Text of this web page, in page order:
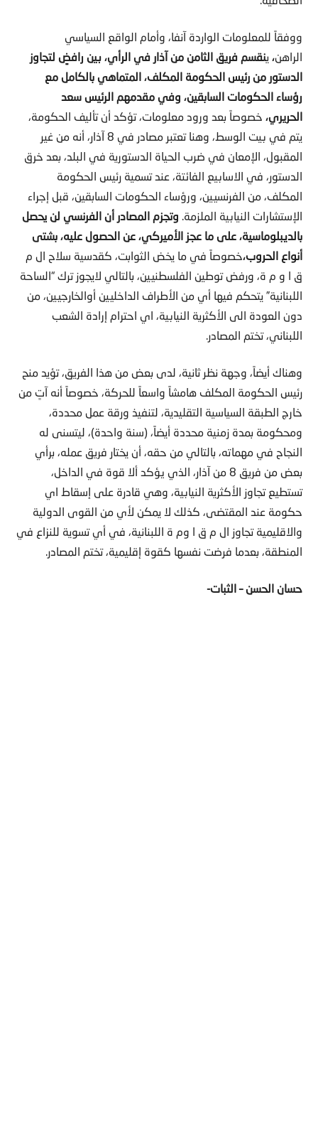
ووفقاً للمعلومات الواردة آنفا، وأمام الواقع السياسي
الراهن، ينقسم فريق الثامن من آذار في الرأي، بين رافضٍ لتجاوز
الدستور من رئيس الحكومة المكلف، المتماهي بالكامل مع
رؤساء الحكومات السابقين، وفي مقدمهم الرئيس سعد
الحريري، خصوصاً بعد ورود معلومات، تؤكد أن تأليف الحكومة،
يتم في بيت الوسط، وهنا تعتبر مصادر في 8 آذار، أنه من غير
المقبول، الإمعان في ضرب الحياة الدستورية في البلد، بعد خرق
الدستور، في الاسابيع الفائتة، عند تسمية رئيس الحكومة
المكلف، من الفرنسيين، ورؤساء الحكومات السابقين، قبل إجراء
الإستشارات النيابية الملزمة. وتجزم المصادر أن الفرنسي لن يحصل
بالديبلوماسية، على ما عجز الأميركي، عن الحصول عليه، بشتى
أنواع الحروب،خصوصاً في ما يخض الثوابت، كقدسية سلاح ال م
ق ا و م ة، ورفض توطين الفلسطنيين، بالتالي لايجوز ترك “الساحة
اللبنانية” يتحكم فيها أي من الأطراف الداخليين أوالخارجيين، من
دون العودة الى الأكثرية النيابية، اي احترام إرادة الشعب
اللبناني، تختم المصادر.
وهناك أيضاً، وجهة نظر ثانية، لدى بعض من هذا الفريق، تؤيد منح
رئيس الحكومة المكلف هامشاً واسعاً للحركة، خصوصاً أنه آتٍ من
خارج الطبقة السياسية التقليدية، لتنفيذ ورقة عمل محددة،
ومحكومة بمدة زمنية محددة أيضاً، (سنة واحدة)، ليتسنى له
النجاح في مهماته، بالتالي من حقه، أن يختار فريق عمله، برأي
بعض من فريق 8 من آذار، الذي يؤكد ألا قوة في الداخل،
تستطيع تجاوز الأكثرية النيابية، وهي قادرة على إسقاط اي
حكومة عند المقتضى، كذلك لا يمكن لأي من القوى الدولية
والاقليمية تجاوز ال م ق ا وم ة اللبنانية، في أي تسوية للنزاع في
المنطقة، بعدما فرضت نفسها كقوة إقليمية، تختم المصادر.
حسان الحسن – الثبات-